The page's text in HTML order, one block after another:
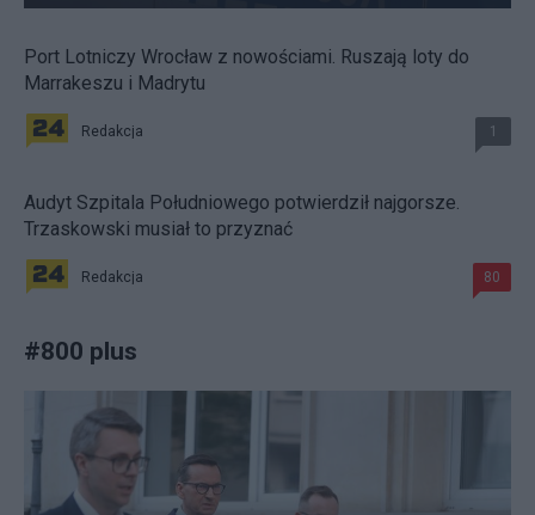
Port Lotniczy Wrocław z nowościami. Ruszają loty do
Marrakeszu i Madrytu
Redakcja 1
Audyt Szpitala Południowego potwierdził najgorsze.
Trzaskowski musiał to przyznać
Redakcja 80
#800 plus